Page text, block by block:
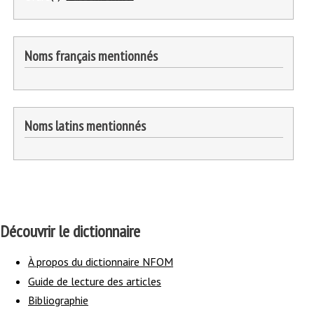
Noms français mentionnés
Noms latins mentionnés
Découvrir le dictionnaire
À propos du dictionnaire NFOM
Guide de lecture des articles
Bibliographie